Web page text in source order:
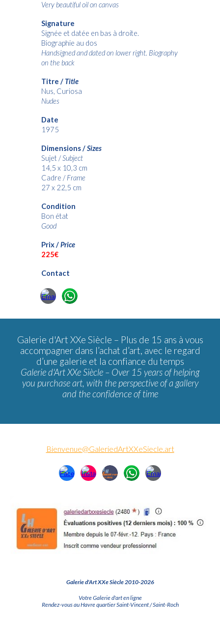
Very beautiful oil on canvas
Signature
Signée et datée en bas à droite.
Biographie au dos
Handsigned and dated on lower right. Biography
on the back
Titre / Title
Nus, Curiosa
Nudes
Date
1975
Dimensions /Sizes
Sujet /Subject
14,5 x 10,3 cm
Cadre / Frame
27 x 22,5 cm
Condition
Bon état
Good
Prix /Price
225€
Contact
Galerie d'Art XXe Siècle – Plus de 15 ans à vous
accompagner dans l’achat d’art, avec le regard
d’une galerie et la confiance du temps
Galerie d'Art XXe Siècle – Over 15 years of helping
you purchase art, with the perspective of a gallery
and the confidence of time
Bienvenue@GaleriedArtXXeSiecle.art
Galerie d'Art XXe Siècle 2010-2026
Votre Galerie d'art en ligne
Rendez-vous au Havre quartier Saint-Vincent / Saint-Roch